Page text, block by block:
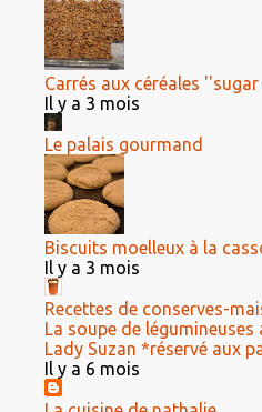
Carrés aux céréales
Il y a 3 mois
Le palais gourmand
Biscuits moelleux à la
Il y a 3 mois
Recettes de conserves-
La soupe de
Lady Suzan *réservé aux
Il y a 6 mois